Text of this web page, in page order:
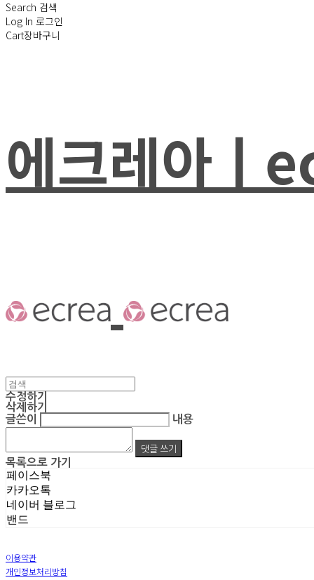
Search 검색
Log In 로그인
Cart장바구니
에크레아ㅣ
수정하기
삭제하기
글쓴이
내용
댓글 쓰기
목록으로 가기
페이스북
카카오톡
네이버 블로그
밴드
이용약관
개인정보처리방침